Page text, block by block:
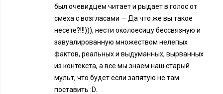
был очевидцем читает и рыдает в голос от
смеха с возгласами — Да что же вы такое
несете?!!!))), нести околоесицу бессвязную и
завуалированную множеством нелепых
фактов, реальных и выдуманных, вырванных
из контекста, а все мы знаем наш старый
мульт, что будет если запятую не там
поставить :D.